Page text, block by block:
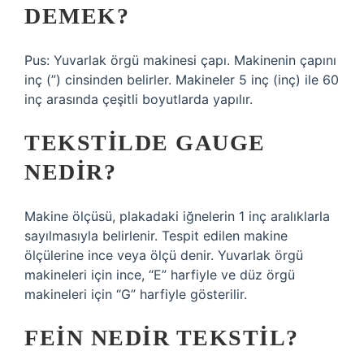
DEMEK?
Pus: Yuvarlak örgü makinesi çapı. Makinenin çapını
inç (”) cinsinden belirler. Makineler 5 inç (inç) ile 60
inç arasında çeşitli boyutlarda yapılır.
TEKSTILDE GAUGE
NEDIR?
Makine ölçüsü, plakadaki iğnelerin 1 inç aralıklarla
sayılmasıyla belirlenir. Tespit edilen makine
ölçülerine ince veya ölçü denir. Yuvarlak örgü
makineleri için ince, “E” harfiyle ve düz örgü
makineleri için “G” harfiyle gösterilir.
FEIN NEDIR TEKSTIL?